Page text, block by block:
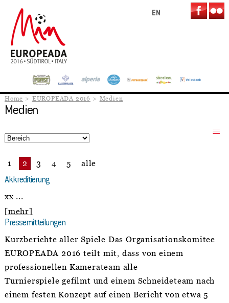
EN
Home EUROPEADA 2016 Medien
Medien
1 2 3 4 5 alle
Akkreditierung
xx ...
[mehr]
Pressemitteilungen
Kurzberichte aller Spiele Das Organisationskomitee
EUROPEADA 2016 teilt mit, dass von einem
professionellen Kamerateam alle
Turnierspiele gefilmt und einem Schneideteam nach
einem festen Konzept auf einen Bericht von etwa 5